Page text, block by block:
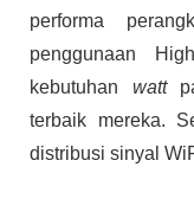
performa
penggunaan
kebutuhan watt
terbaik mereka.
distribusi sinyal